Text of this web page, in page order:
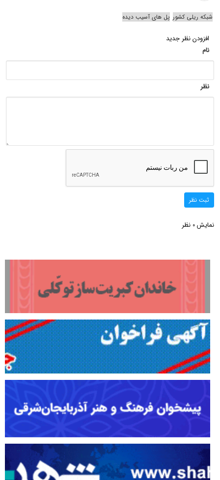
شبکه ریلی کشور پل های آسیب دیده
افزودن نظر جدید
نام
نظر
ثبت نظر
نمایش 0 نظر